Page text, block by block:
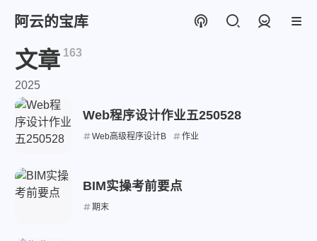
阿云的宝库
文章 163
2025
Web程序设计作业五250528
Web高级程序设计B 作业
BIM实操考前要点
期末